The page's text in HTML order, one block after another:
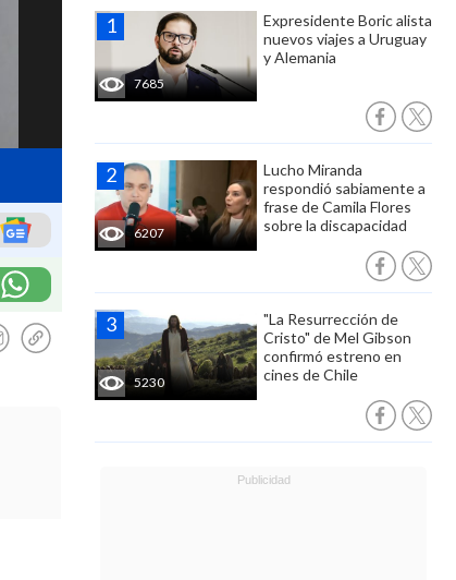
7685
Expresidente Boric alista
nuevos viajes a Uruguay
y Alemania
6207
Lucho Miranda
respondió sabiamente a
frase de Camila Flores
sobre la discapacidad
5230
"La Resurrección de
Cristo" de Mel Gibson
confirmó estreno en
cines de Chile